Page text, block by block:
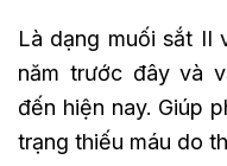
Là dạng muối sắt II
năm trước đây và
đến hiện nay. Giúp
trạng thiếu máu do